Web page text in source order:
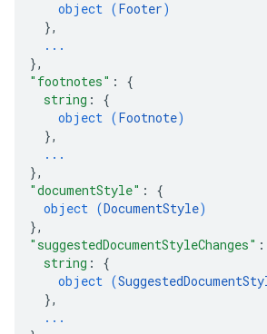
object (Footer)
},
...
},
"footnotes" : {
string : {
object (Footnote)
},
...
},
"documentStyle" : {
object (DocumentStyle)
},
"suggestedDocumentStyleChanges" :
string : {
object (
},
...